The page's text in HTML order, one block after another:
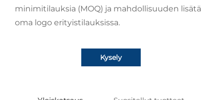
minimitilauksia (MOQ) ja mahdollisuuden lisätä
oma logo erityistilauksissa.
Kysely